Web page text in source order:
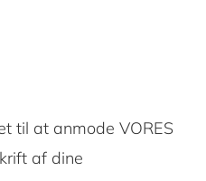
til at anmode VORES
af dine